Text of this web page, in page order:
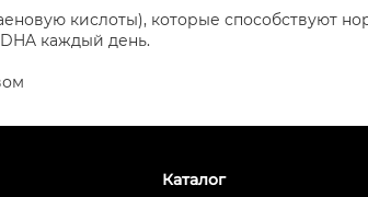
кислоты), которые способствуют
каждый день.
Каталог